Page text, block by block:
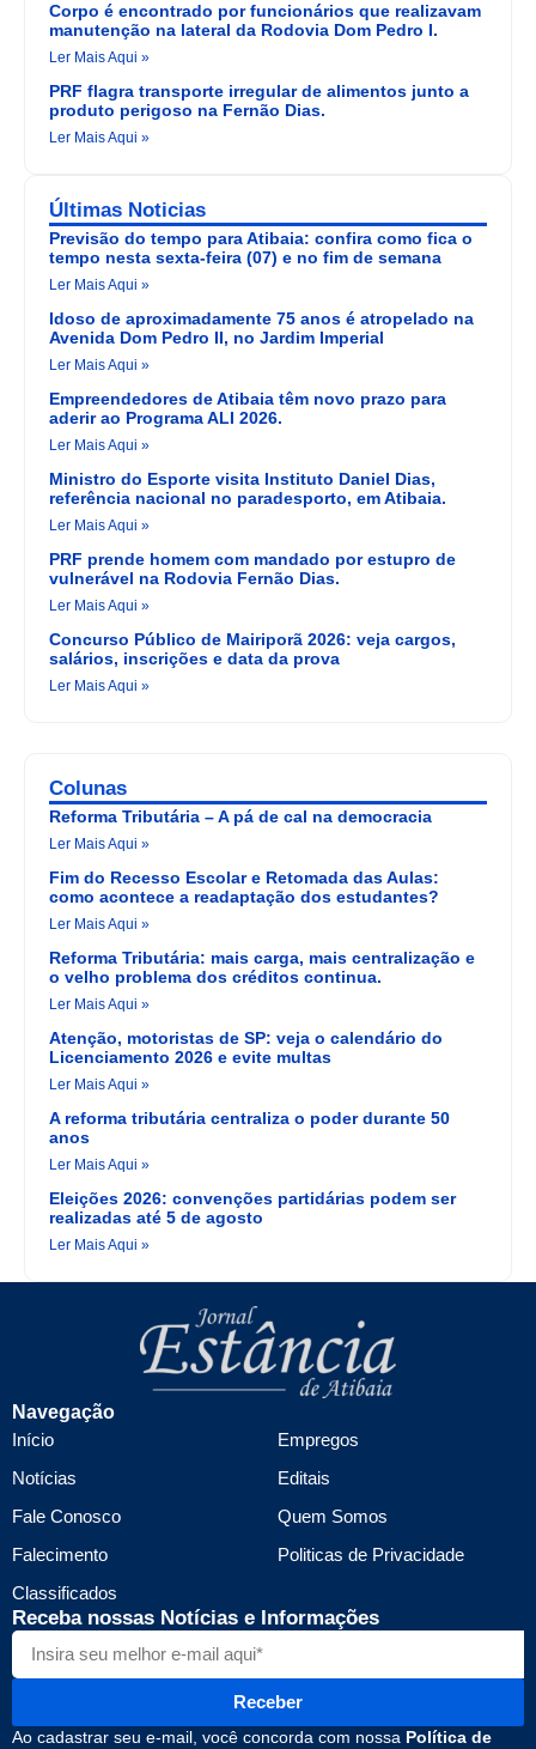
Corpo é encontrado por funcionários que realizavam
manutenção na lateral da Rodovia Dom Pedro I.
Ler Mais Aqui »
PRF flagra transporte irregular de alimentos junto a
produto perigoso na Fernão Dias.
Ler Mais Aqui »
Últimas Noticias
Previsão do tempo para Atibaia: confira como fica o
tempo nesta sexta-feira (07) e no fim de semana
Ler Mais Aqui »
Idoso de aproximadamente 75 anos é atropelado na
Avenida Dom Pedro II, no Jardim Imperial
Ler Mais Aqui »
Empreendedores de Atibaia têm novo prazo para
aderir ao Programa ALI 2026.
Ler Mais Aqui »
Ministro do Esporte visita Instituto Daniel Dias,
referência nacional no paradesporto, em Atibaia.
Ler Mais Aqui »
PRF prende homem com mandado por estupro de
vulnerável na Rodovia Fernão Dias.
Ler Mais Aqui »
Concurso Público de Mairiporã 2026: veja cargos,
salários, inscrições e data da prova
Ler Mais Aqui »
Colunas
Reforma Tributária – A pá de cal na democracia
Ler Mais Aqui »
Fim do Recesso Escolar e Retomada das Aulas:
como acontece a readaptação dos estudantes?
Ler Mais Aqui »
Reforma Tributária: mais carga, mais centralização e
o velho problema dos créditos continua.
Ler Mais Aqui »
Atenção, motoristas de SP: veja o calendário do
Licenciamento 2026 e evite multas
Ler Mais Aqui »
A reforma tributária centraliza o poder durante 50
anos
Ler Mais Aqui »
Eleições 2026: convenções partidárias podem ser
realizadas até 5 de agosto
Ler Mais Aqui »
Navegação
Início
Notícias
Fale Conosco
Falecimento
Classificados
Empregos
Editais
Quem Somos
Politicas de Privacidade
Receba nossas Notícias e Informações
Receber
Ao cadastrar seu e-mail, você concorda com nossa Política de